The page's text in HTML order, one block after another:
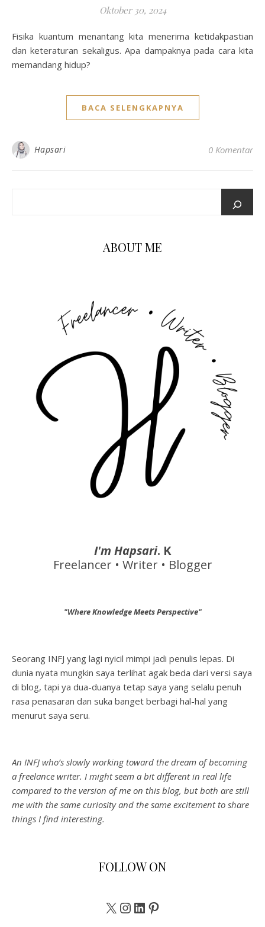
Oktober 30, 2024
Fisika kuantum menantang kita menerima ketidakpastian
dan keteraturan sekaligus. Apa dampaknya pada cara kita
memandang hidup?
BACA SELENGKAPNYA
Hapsari 0 Komentar
ABOUT ME
I'm Hapsari. K
Freelancer • Writer • Blogger
"Where Knowledge Meets Perspective"
Seorang INFJ yang lagi nyicil mimpi jadi penulis lepas. Di
dunia nyata mungkin saya terlihat agak beda dari versi saya
di blog, tapi ya dua-duanya tetap saya yang selalu penuh
rasa penasaran dan suka banget berbagi hal-hal yang
menurut saya seru.
An INFJ who’s slowly working toward the dream of becoming
a freelance writer. I might seem a bit different in real life
compared to the version of me on this blog, but both are still
me with the same curiosity and the same excitement to share
things I find interesting.
FOLLOW ON
X Instagram
LinkedInPinterest